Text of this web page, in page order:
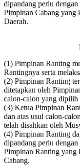
dipandang perlu
Pimpinan Cabang yang
Daerah.
(1) Pimpinan Ranting
Rantingnya serta
(2) Pimpinan Ranting
ditetapkan oleh
calon-calon yang
(3) Ketua Pimpinan
dan atas usul calon-
telah disahkan oleh
(4) Pimpinan Ranting
dipandang perlu
Pimpinan Ranting yang
Cabang.